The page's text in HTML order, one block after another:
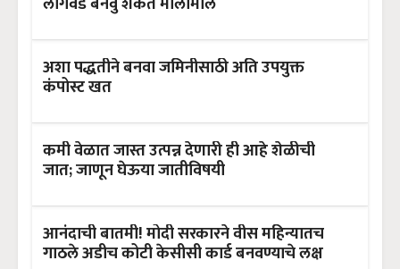
अशा पद्धतीने बनवा जमिनीसाठी अति उपयुक्त
कंपोस्ट खत
कमी वेळात जास्त उत्पन्न देणारी ही आहे शेळीची
जात; जाणून घेऊया जातीविषयी
आनंदाची बातमी! मोदी सरकारने वीस महिन्यातच
गाठले अडीच कोटी केसीसी कार्ड बनवण्याचे लक्ष